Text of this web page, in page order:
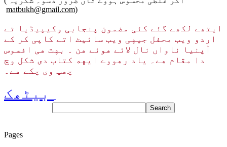
matbukh@gmail.com)
ایتھے لکھے گئے کئی مضمون پنجابی وکیپیڈیا تے
اردو ویب محفل جیهی ویب سائیٹ اتے کاپی کر کے
آپنیا ناواں نال لائے هوئے هن ۔ بهت هی افسوس
دا مقام هے۔ یاد رهووے ایهه کتاب دی شکل وچ
چھپ وی چکے هے۔
Pages